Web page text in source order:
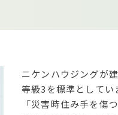
ニケンハウジングが
等級3を標準としてい
「災害時住み手を傷